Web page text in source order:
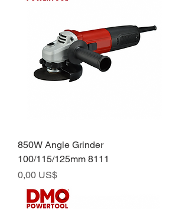
850W Angle Grinder
100/115/125mm 8111
Preço
0,00 US$